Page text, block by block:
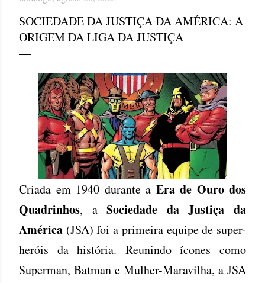
SOCIEDADE DA JUSTIÇA DA AMÉRICA: A
ORIGEM DA LIGA DA JUSTIÇA
Criada em 1940 durante a Era de Ouro dos
Quadrinhos, aSociedade da Justiça da
América (JSA) foi a primeira equipe de super-
heróis da história. Reunindo ícones como
Superman, Batman e Mulher-Maravilha, a JSA